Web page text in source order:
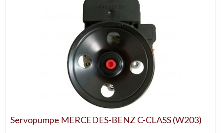
Servopumpe MERCEDES-BENZ C-CLASS (W203)